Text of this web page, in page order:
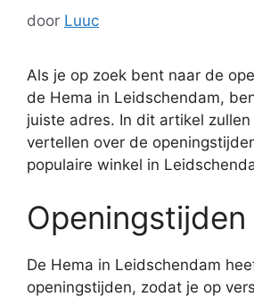
door Luuc
Als je op zoek bent naar de
de Hema in Leidschendam,
juiste adres. In dit artikel
vertellen over de
populaire winkel in
Openingstijden
De Hema in Leidschendam
openingstijden, zodat je op